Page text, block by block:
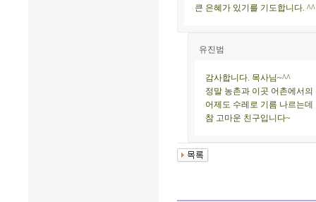
큰 은혜가 있기를 기도합니다.
유진범
감사합니다. 목사님~^^
정말 농촌과 이곳 어촌에서
어제도 수레로 기름 나르는
참 고마운 친구입니다~